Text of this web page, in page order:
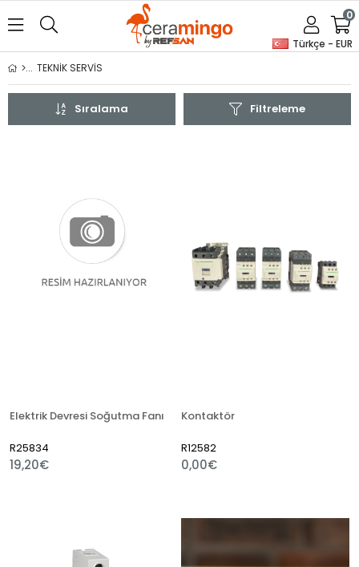
Türkçe - EUR
0
TEKNİK SERVİS
Filtreleme
Sıralama
Elektrik Devresi Soğutma Fanı
R25834
19,20€
Kontaktör
R12582
0,00€